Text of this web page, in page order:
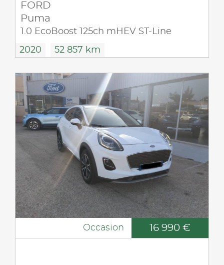
FORD
Puma
1.0 EcoBoost 125ch mHEV ST-Line
2020 52 857 km
Occasion 16 990 €